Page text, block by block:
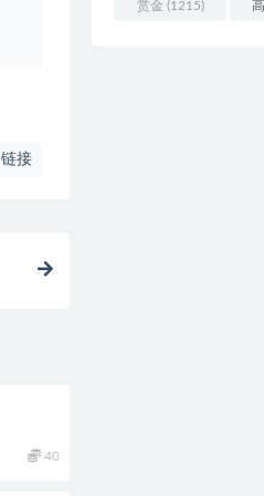
链接
40
赏金 (1215)